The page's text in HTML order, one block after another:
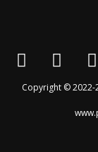
Copyright © 2022-